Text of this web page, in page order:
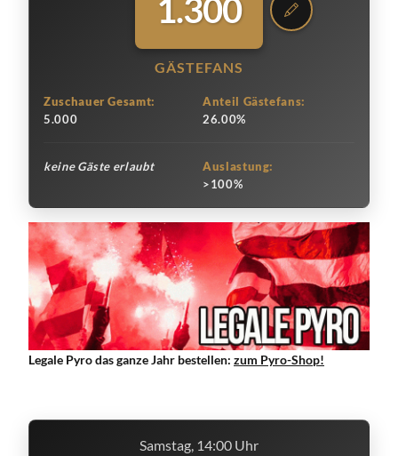
1.300
GÄSTEFANS
Zuschauer Gesamt:
5.000
Anteil Gästefans:
26.00%
keine Gäste erlaubt
Auslastung:
>100%
Legale Pyro das ganze Jahr bestellen: zum Pyro-Shop!
Samstag, 14:00 Uhr